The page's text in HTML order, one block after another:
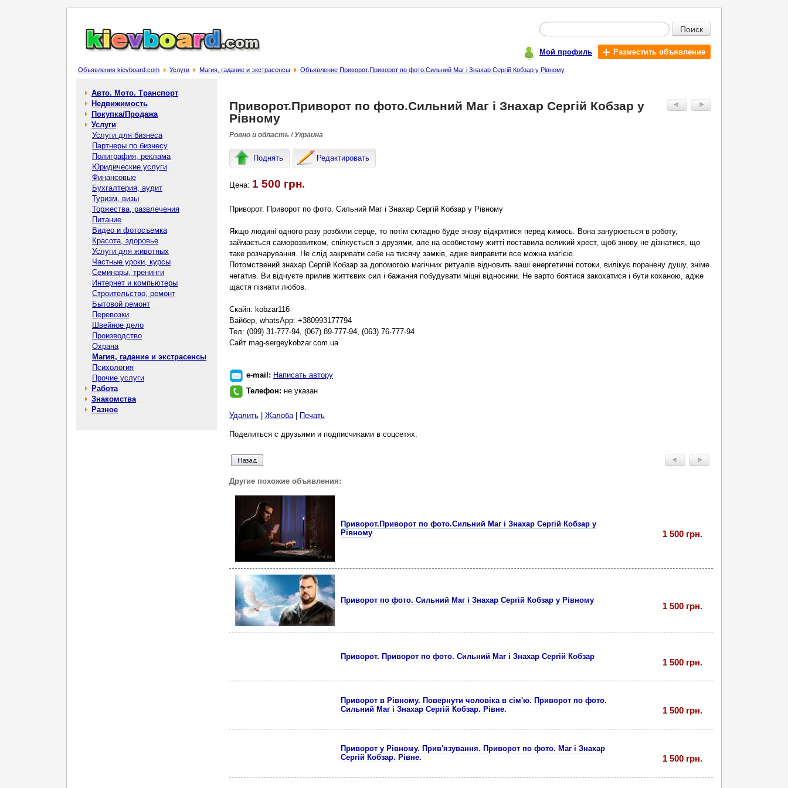
Поиск
Мой профиль Разместить объявление
Объявления kievboard.com Услуги Магия, гадание и экстрасенсы Объявление Приворот.Приворот по фото.Сильний Маг і Знахар Сергій Кобзар у Рівному
Авто. Мото. Транспорт
Недвижимость
Покупка/Продажа
Услуги
Услуги для бизнеса
Партнеры по бизнесу
Полиграфия, реклама
Юридические услуги
Финансовые
Бухгалтерия, аудит
Туризм, визы
Торжества, развлечения
Питание
Видео и фотосъемка
Красота, здоровье
Услуги для животных
Частные уроки, курсы
Семинары, тренинги
Интернет и компьютеры
Строительство, ремонт
Бытовой ремонт
Перевозки
Швейное дело
Производство
Охрана
Магия, гадание и экстрасенсы
Психология
Прочие услуги
Работа
Знакомства
Разное
Приворот.Приворот по фото.Сильний Маг і Знахар Сергій Кобзар у
Рівному
Ровно и область / Украина
Поднять Редактировать
Цена: 1 500 грн.
Приворот. Приворот по фото. Сильний Маг і Знахар Сергій Кобзар у Рівному
Якщо людині одного разу розбили серце, то потім складно буде знову відкритися перед кимось. Вона занурюється в роботу,
займається саморозвитком, спілкується з друзями, але на особистому житті поставила великий хрест, щоб знову не дізнатися, що
таке розчарування. Не слід закривати себе на тисячу замків, адже виправити все можна магією.
Потомствений знахар Сергій Кобзар за допомогою магічних ритуалів відновить ваші енергетичні потоки, вилікує поранену душу, зніме
негатив. Ви відчуєте прилив життєвих сил і бажання побудувати міцні відносини. Не варто боятися закохатися і бути коханою, адже
щастя пізнати любов.
Скайп: kobzar116
Вайбер, whatsApp: +380993177794
Тел: (099) 31-777-94, (067) 89-777-94, (063) 76-777-94
Сайт mag-sergeykobzar.com.ua
e-mail: Написать автору
Телефон: не указан
Удалить Жалоба| Печать
Поделиться с друзьями и подписчиками в соцсетях:
Другие похожие объявления:
Приворот.Приворот по фото.Сильний Маг і Знахар Сергій Кобзар у
Рівному
1 500 грн.
Приворот по фото. Сильний Маг і Знахар Сергій Кобзар у Рівному
1 500 грн.
Приворот. Приворот по фото. Сильний Маг і Знахар Сергій Кобзар
1 500 грн.
Приворот в Рівному. Повернути чоловіка в сім'ю. Приворот по фото.
Сильний Маг і Знахар Сергій Кобзар. Рівне.
1 500 грн.
Приворот у Рівному. Прив'язування. Приворот по фото. Маг і Знахар
Сергій Кобзар. Рівне.
1 500 грн.